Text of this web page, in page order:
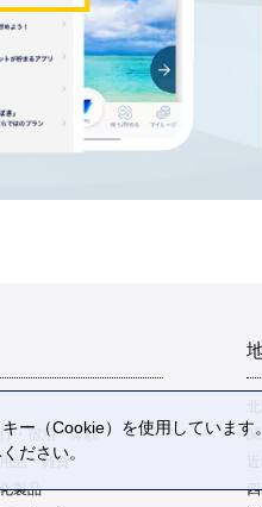
行・宿泊・体験
品・雑貨
製品
ー（Cookie）を使用していま
ださい。